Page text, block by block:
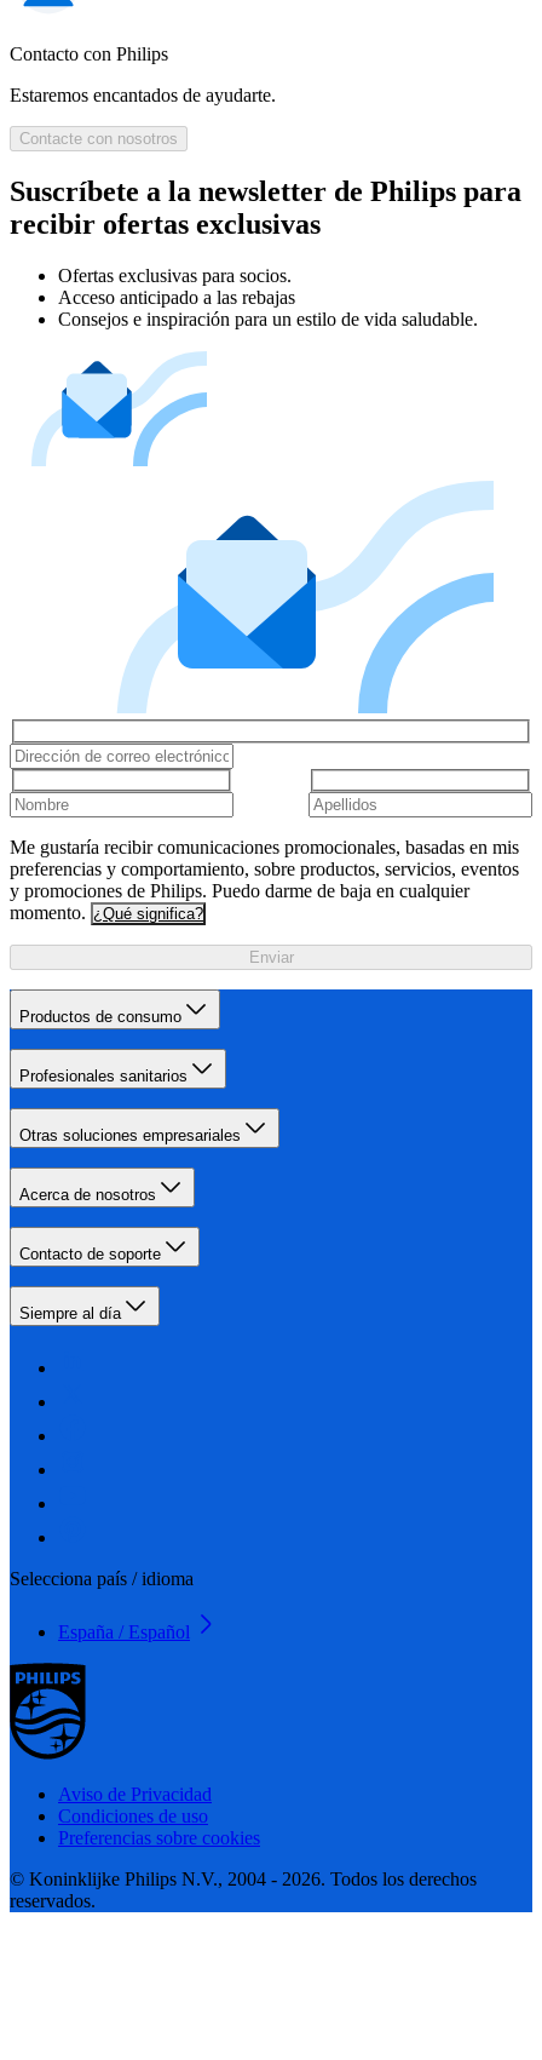
Contacto con Philips
Estaremos encantados de ayudarte.
Contacte con nosotros
Suscríbete a la newsletter de Philips para
recibir ofertas exclusivas
Ofertas exclusivas para socios.
Acceso anticipado a las rebajas
Consejos e inspiración para un estilo de vida saludable.
Me gustaría recibir comunicaciones promocionales, basadas en mis
preferencias y comportamiento, sobre productos, servicios, eventos
y promociones de Philips. Puedo darme de baja en cualquier
momento. ¿Qué significa?
Enviar
Productos de consumo
Profesionales sanitarios
Otras soluciones empresariales
Acerca de nosotros
Contacto de soporte
Siempre al día
Selecciona país / idioma
España / Español
Aviso de Privacidad
Condiciones de uso
Preferencias sobre cookies
© Koninklijke Philips N.V., 2004 - 2026. Todos los derechos
reservados.